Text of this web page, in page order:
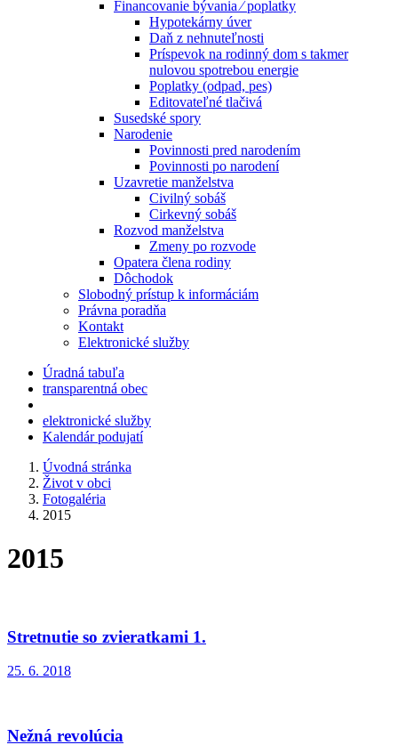
Financovanie bývania ⁄ poplatky
Hypotekárny úver
Daň z nehnuteľnosti
Príspevok na rodinný dom s takmer
nulovou spotrebou energie
Poplatky (odpad, pes)
Editovateľné tlačivá
Susedské spory
Narodenie
Povinnosti pred narodením
Povinnosti po narodení
Uzavretie manželstva
Civilný sobáš
Cirkevný sobáš
Rozvod manželstva
Zmeny po rozvode
Opatera člena rodiny
Dôchodok
Slobodný prístup k informáciám
Právna poradňa
Kontakt
Elektronické služby
Úradná tabuľa
transparentná obec
elektronické služby
Kalendár podujatí
Úvodná stránka
Život v obci
Fotogaléria
2015
2015
Stretnutie so zvieratkami 1.
25. 6. 2018
Nežná revolúcia